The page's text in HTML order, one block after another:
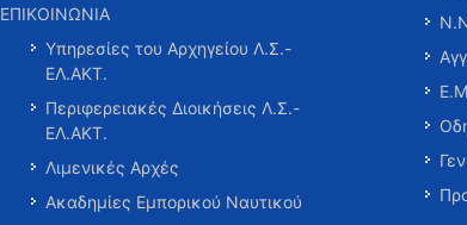
ΕΠΙΚΟΙΝΩΝΙΑ
Υπηρεσίες του Αρχηγείου Λ.Σ.-
ΕΛ.ΑΚΤ.
Περιφερειακές Διοικήσεις Λ.Σ.-
ΕΛ.ΑΚΤ.
Λιμενικές Αρχές
Ακαδημίες Εμπορικού Ναυτικού